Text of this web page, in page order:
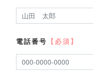
電話番号 【必須】